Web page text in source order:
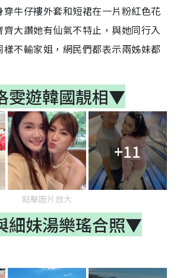
牛仔褸外套和短裙在一片粉紅色花
大讚她有仙氣不特止，與她同行入
樣不輸家姐，網民們都表示兩姊妹都
雯遊韓國靚相▼
+11
點擊圖片放大
細妹湯樂瑤合照▼